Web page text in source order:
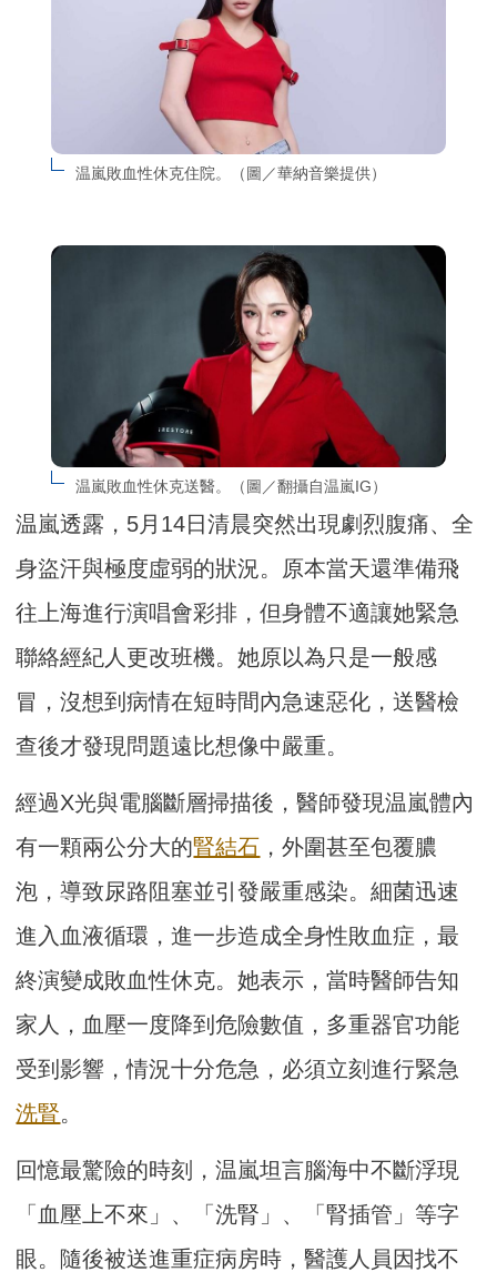
温嵐敗血性休克住院。（圖／華納音樂提供）
温嵐敗血性休克送醫。（圖／翻攝自温嵐IG）
温嵐透露，5月14日清晨突然出現劇烈腹痛、全
身盜汗與極度虛弱的狀況。原本當天還準備飛
往上海進行演唱會彩排，但身體不適讓她緊急
聯絡經紀人更改班機。她原以為只是一般感
冒，沒想到病情在短時間內急速惡化，送醫檢
查後才發現問題遠比想像中嚴重。
經過X光與電腦斷層掃描後，醫師發現温嵐體內
有一顆兩公分大的腎結石 ，外圍甚至包覆膿
泡，導致尿路阻塞並引發嚴重感染。細菌迅速
進入血液循環，進一步造成全身性敗血症，最
終演變成敗血性休克。她表示，當時醫師告知
家人，血壓一度降到危險數值，多重器官功能
受到影響，情況十分危急，必須立刻進行緊急
洗腎。
回憶最驚險的時刻，温嵐坦言腦海中不斷浮現
「血壓上不來」、「洗腎」、「腎插管」等字
眼。隨後被送進重症病房時，醫護人員因找不